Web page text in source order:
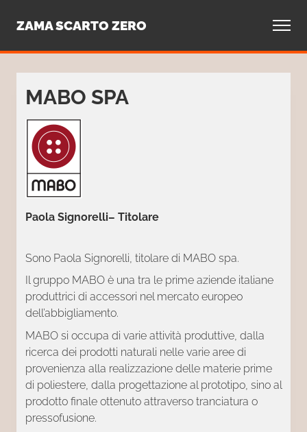
ZAMA SCARTO ZERO Contatti
MABO SPA
Paola Signorelli– Titolare
Sono Paola Signorelli, titolare di MABO spa.
Il gruppo MABO è una tra le prime aziende italiane
produttrici di accessori nel mercato europeo
dell’abbigliamento.
MABO si occupa di varie attività produttive, dalla
ricerca dei prodotti naturali nelle varie aree di
provenienza alla realizzazione delle materie prime
di poliestere, dalla progettazione al prototipo, sino al
prodotto finale ottenuto attraverso tranciatura o
pressofusione.